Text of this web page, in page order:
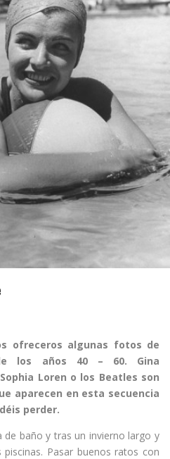
ofreceros algunas fotos de
los años 40 – 60. Gina
Loren o los Beatles son
aparecen en esta secuencia
perder.
de baño y tras un invierno largo y
Pasar buenos ratos con